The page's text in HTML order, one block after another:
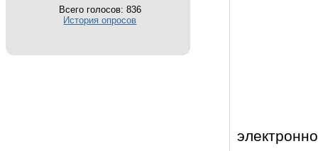
Всего голосов: 836
История опросов